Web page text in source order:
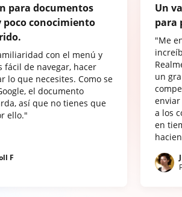
para documentos
poco conocimiento
con el menú y
fácil de navegar, hacer
lo que necesites. Como se
el documento
así que no tienes que
ello."
F
Un
para
"Me
un
a los
en